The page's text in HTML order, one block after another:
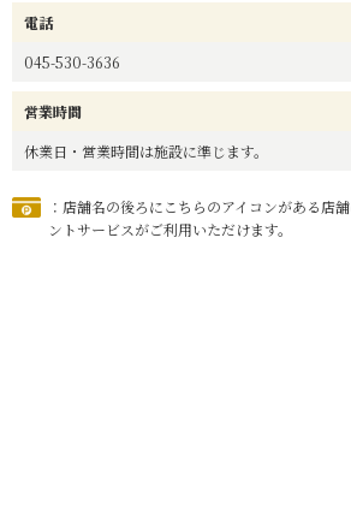
電話
045-530-3636
営業時間
休業日・営業時間は施設に準じます。
：店舗名の後ろにこちらのアイコンがある店
ントサービスがご利用いただけます。